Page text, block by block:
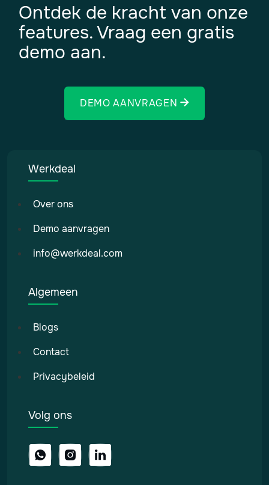
Ontdek de kracht van onze
features. Vraag een gratis
demo aan.
DEMO AANVRAGEN
Werkdeal
Over ons
Demo aanvragen
info@werkdeal.com
Algemeen
Blogs
Contact
Privacybeleid
Volg ons